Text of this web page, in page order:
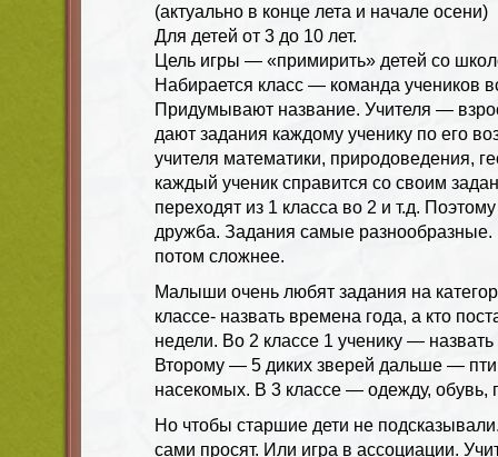
(актуально в конце лета и начале осени)
Для детей от 3 до 10 лет.
Цель игры — «примирить» детей со
Набирается класс — команда учеников
Придумывают название. Учителя —
дают задания каждому ученику по его
учителя математики, природоведения,
каждый ученик справится со своим
переходят из 1 класса во 2 и т.д.
дружба. Задания самые разнообразные.
потом сложнее.
Малыши очень любят задания на
классе- назвать времена года, а кто
недели. Во 2 классе 1 ученику —
Второму — 5 диких зверей дальше —
насекомых. В 3 классе — одежду, обувь,
Но чтобы старшие дети не
сами просят. Или игра в ассоциации.